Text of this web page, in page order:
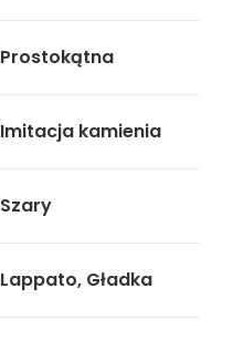
Prostokątna
Imitacja kamienia
Szary
Lappato, Gładka